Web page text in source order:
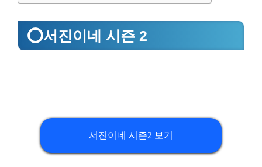
⭕서진이네 시즌 2
서진이네 시즌2 보기